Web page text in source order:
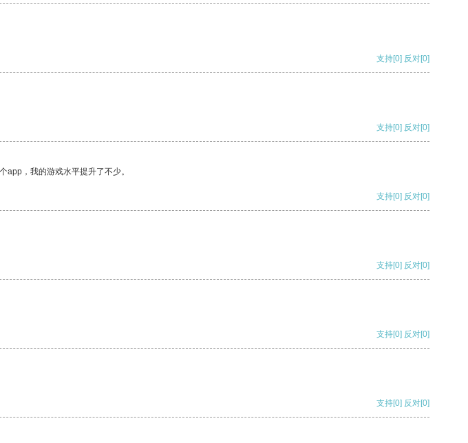
支持[0] 反对[0]
支持[0] 反对[0]
，我的游戏水平提升了不少。
支持[0] 反对[0]
支持[0] 反对[0]
支持[0] 反对[0]
支持[0] 反对[0]